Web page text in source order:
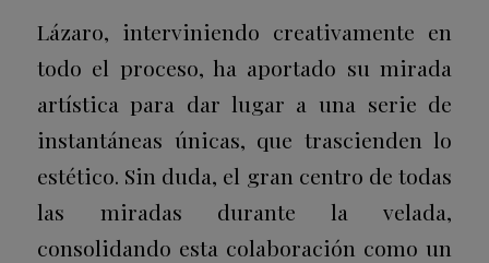
Lázaro, interviniendo creativamente en
todo el proceso, ha aportado su mirada
artística para dar lugar a una serie de
instantáneas únicas, que trascienden lo
estético. Sin duda, el gran centro de todas
las miradas durante la velada,
consolidando esta colaboración como un